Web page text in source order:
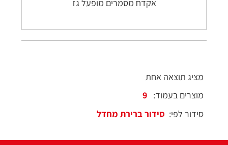
אקדח מסמרים מופעל גז
מציג תוצאה אחת
מוצרים בעמוד:
סידור לפי: